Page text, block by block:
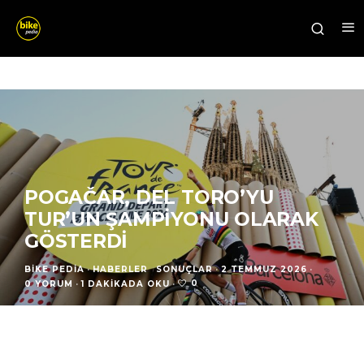
POGAČAR, DEL TORO’YU
TUR’UN ŞAMPIYONU OLARAK
GÖSTERDI
BIKE PEDIA · HABERLER SONUÇLAR · 2 TEMMUZ 2026 ·
0 YORUM · 1 DAKIKADA OKU · 0